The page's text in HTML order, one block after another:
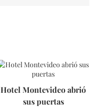
Hotel Montevideo abrió
sus puertas